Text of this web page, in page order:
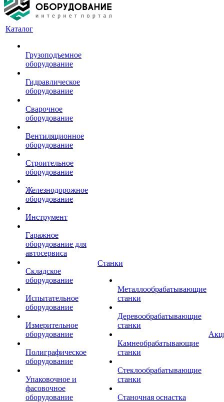
Каталог
Грузоподъемное
оборудование
Гидравлическое
оборудование
Сварочное
оборудование
Вентиляционное
оборудование
Строительное
оборудование
Железнодорожное
оборудование
Инструмент
Гаражное
оборудование для
автосервиса
Складское
оборудование
Испытательное
оборудование
Измерительное
оборудование
Полиграфическое
оборудование
Упаковочное и
фасовочное
оборудование
Станки
Металлообрабатывающие
станки
Деревообрабатывающие
станки
Камнеобрабатывающие
станки
Стеклообрабатывающие
станки
Станочная оснастка